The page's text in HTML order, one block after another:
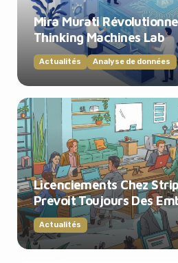
Mira Murati Révolutionne
Thinking Machines Lab
Actualités Analyse de données
Licenciements Chez
Prevoit Toujours Des
Actualités